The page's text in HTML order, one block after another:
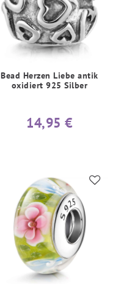
Bead Herzen Liebe antik
oxidiert 925 Silber
14,95 €